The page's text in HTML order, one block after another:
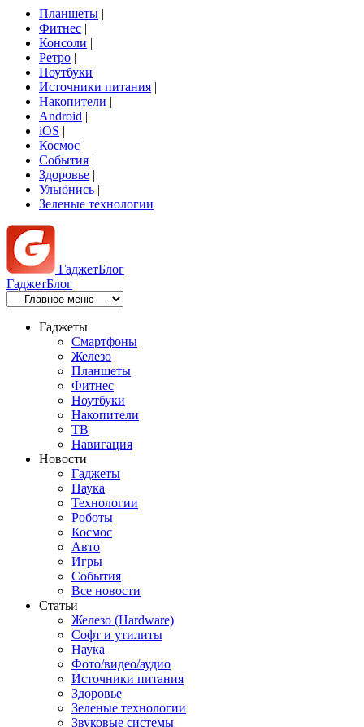
Планшеты |
Фитнес |
Консоли |
Ретро |
Ноутбуки |
Источники питания |
Накопители |
Android |
iOS |
Космос |
События |
Здоровье |
Улыбнись |
Зеленые технологии
ГаджетБлог
ГаджетБлог
Гаджеты
Смартфоны
Железо
Планшеты
Фитнес
Ноутбуки
Накопители
ТВ
Навигация
Новости
Гаджеты
Наука
Технологии
Роботы
Космос
Авто
Игры
События
Все новости
Статьи
Железо (Hardware)
Софт и утилиты
Наука
Фото/видео/аудио
Источники питания
Здоровье
Зеленые технологии
Звуковые системы